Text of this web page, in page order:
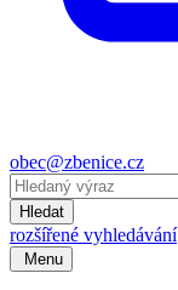
obec@zbenice.cz
Hledat
rozšířené vyhledávání
Menu